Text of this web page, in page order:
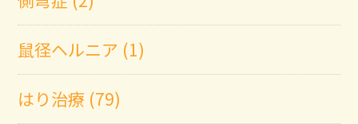
鼠径ヘルニア (1)
はり治療 (79)